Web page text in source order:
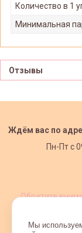
Количество в 1
Минимальная
Отзывы
Ждём вас по
Пн-Пт с
Обратите
Мы